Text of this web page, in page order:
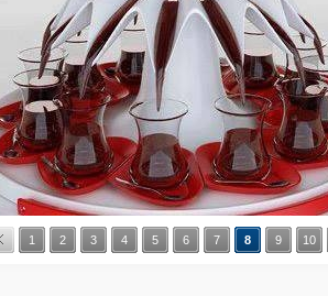
1 2 3 4 5 6 7 8 9 10